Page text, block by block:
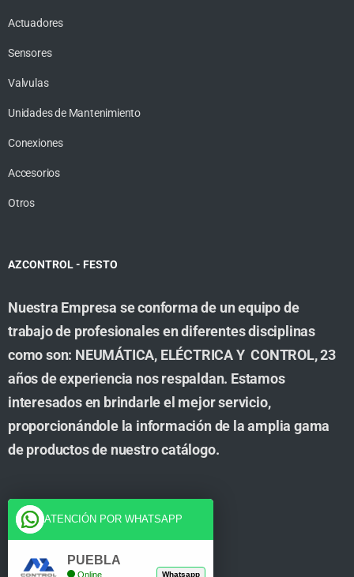
Actuadores
Sensores
Valvulas
Unidades de Mantenimiento
Conexiones
Accesorios
Otros
AZCONTROL - FESTO
Nuestra Empresa se conforma de un equipo de
trabajo de profesionales en diferentes disciplinas
como son: NEUMÁTICA, ELÉCTRICA Y CONTROL, 23
años de experiencia nos respaldan. Estamos
interesados en brindarle el mejor servicio,
proporcionándole la información de la amplia gama
de productos de nuestro catálogo.
Cuenta
Tienda
ATENCIÓN POR WHATSAPP
PUEBLA
Online Whatsapp